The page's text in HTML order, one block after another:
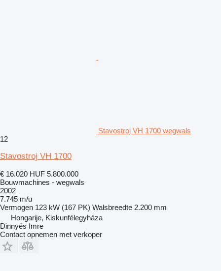
Stavostroj VH 1700 wegwals
12
Stavostroj VH 1700
€ 16.020 HUF 5.800.000
Bouwmachines - wegwals
2002
7.745 m/u
Vermogen 123 kW (167 PK) Walsbreedte 2.200 mm
Hongarije, Kiskunfélegyháza
Dinnyés Imre
Contact opnemen met verkoper